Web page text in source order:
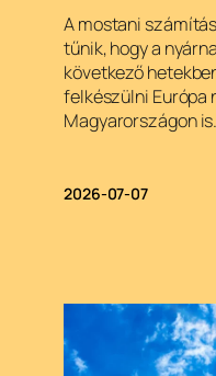
A mostani
tűnik, hogy a
következő
felkészülni Európa
Magyarországon is.
2026-07-07